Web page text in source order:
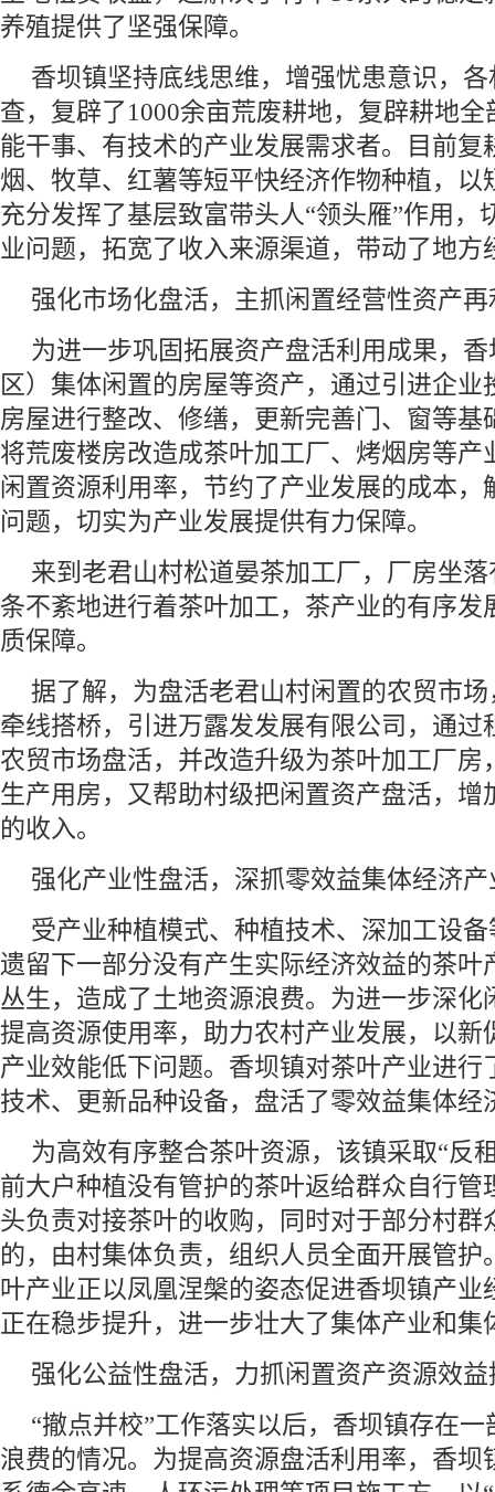
养殖提供了坚强保障。
香坝镇坚持底线思维，增强忧患意识，
查，复辟了1000余亩荒废耕地，复辟耕地
能干事、有技术的产业发展需求者。目前复
烟、牧草、红薯等短平快经济作物种植，以
充分发挥了基层致富带头人“领头雁”作用，
业问题，拓宽了收入来源渠道，带动了地方
强化市场化盘活，主抓闲置经营性资产再
为进一步巩固拓展资产盘活利用成果，
区）集体闲置的房屋等资产，通过引进企业
房屋进行整改、修缮，更新完善门、窗等基
将荒废楼房改造成茶叶加工厂、烤烟房等产
闲置资源利用率，节约了产业发展的成本，
问题，切实为产业发展提供有力保障。
来到老君山村松道晏茶加工厂，厂房坐
条不紊地进行着茶叶加工，茶产业的有序发
质保障。
据了解，为盘活老君山村闲置的农贸市
牵线搭桥，引进万露发发展有限公司，通过
农贸市场盘活，并改造升级为茶叶加工厂房
生产用房，又帮助村级把闲置资产盘活，增
的收入。
强化产业性盘活，深抓零效益集体经济
受产业种植模式、种植技术、深加工设
遗留下一部分没有产生实际经济效益的茶叶
丛生，造成了土地资源浪费。为进一步深化
提高资源使用率，助力农村产业发展，以新
产业效能低下问题。香坝镇对茶叶产业进行
技术、更新品种设备，盘活了零效益集体经
为高效有序整合茶叶资源，该镇采取“反
前大户种植没有管护的茶叶返给群众自行管
头负责对接茶叶的收购，同时对于部分村群
的，由村集体负责，组织人员全面开展管护
叶产业正以凤凰涅槃的姿态促进香坝镇产业
正在稳步提升，进一步壮大了集体产业和集
强化公益性盘活，力抓闲置资产资源效益
“撤点并校”工作落实以后，香坝镇存在
浪费的情况。为提高资源盘活利用率，香坝